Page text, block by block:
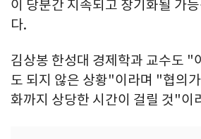
이 당분간 지속되고 장기화될 가
다.
김상봉 한성대 경제학과 교수도 "
도 되지 않은 상황"이라며 "협의
화까지 상당한 시간이 걸릴 것"이